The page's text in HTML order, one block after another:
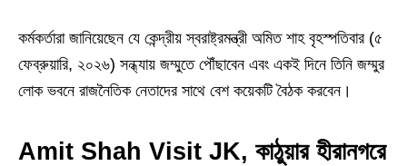
কর্মকর্তারা জানিয়েছেন যে কেন্দ্রীয় স্বরাষ্ট্রমন্ত্রী অমিত শাহ বৃহস্পতিবার (৫
ফেব্রুয়ারি, ২০২৬) সন্ধ্যায় জম্মুতে পৌঁছাবেন এবং একই দিনে তিনি জম্মুর
লোক ভবনে রাজনৈতিক নেতাদের সাথে বেশ কয়েকটি বৈঠক করবেন।
Amit Shah Visit JK, কাঠুয়ার হীরানগরে